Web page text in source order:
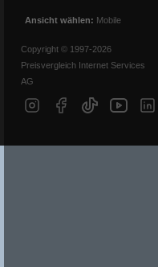
Ansicht wählen: Mobile
Copyright © 1997-2026
Preisvergleich Internet Services
AG